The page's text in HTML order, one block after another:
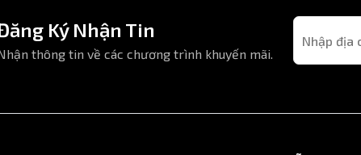
Ký Nhận Tin
thông tin về các chương trình khuyến mãi.